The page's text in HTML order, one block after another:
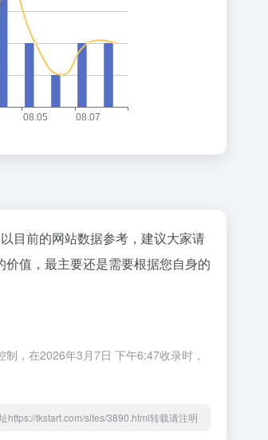
目前的网站数据参考，建议大家请
值，最主要还是需要根据您自身的
，在2026年3月7日 下午6:47收录时，
https://tkstart.com/sites/3890.html转载请注明